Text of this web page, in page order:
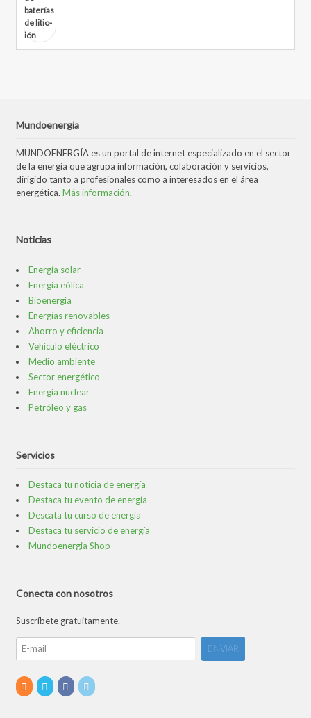
Mundoenergia
MUNDOENERGÍA es un portal de internet especializado en el sector
de la energía que agrupa información, colaboración y servicios,
dirigido tanto a profesionales como a interesados en el área
energética. Más información.
Noticias
Energía solar
Energía eólica
Bioenergía
Energías renovables
Ahorro y eficiencia
Vehículo eléctrico
Medio ambiente
Sector energético
Energía nuclear
Petróleo y gas
Servicios
Destaca tu noticia de energía
Destaca tu evento de energía
Descata tu curso de energía
Destaca tu servicio de energía
Mundoenergia Shop
Conecta con nosotros
Suscríbete gratuitamente.